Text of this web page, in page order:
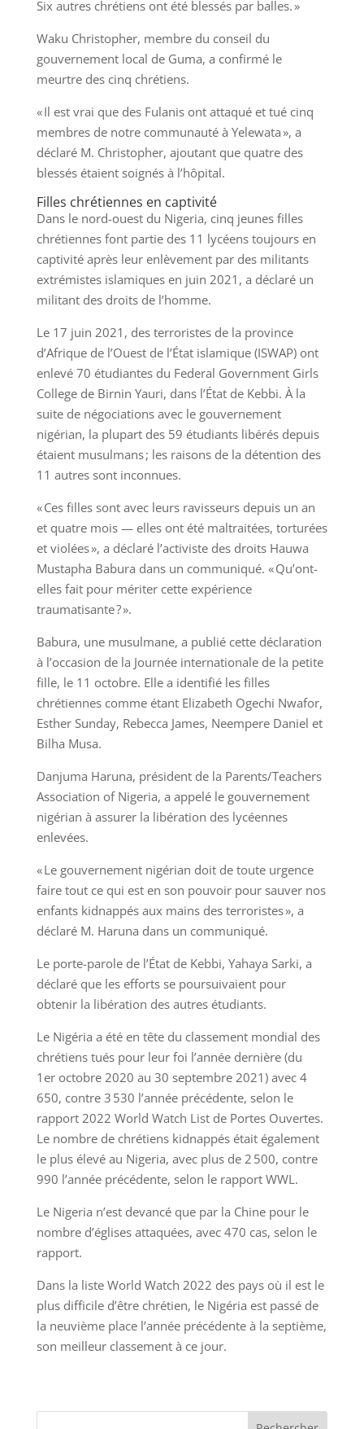
Six autres chrétiens ont été blessés par balles. »
Waku Christopher, membre du conseil du
gouvernement local de Guma, a confirmé le
meurtre des cinq chrétiens.
« Il est vrai que des Fulanis ont attaqué et tué cinq
membres de notre communauté à Yelewata », a
déclaré M. Christopher, ajoutant que quatre des
blessés étaient soignés à l’hôpital.
Filles chrétiennes en captivité
Dans le nord-ouest du Nigeria, cinq jeunes filles
chrétiennes font partie des 11 lycéens toujours en
captivité après leur enlèvement par des militants
extrémistes islamiques en juin 2021, a déclaré un
militant des droits de l’homme.
Le 17 juin 2021, des terroristes de la province
d’Afrique de l’Ouest de l’État islamique (ISWAP) ont
enlevé 70 étudiantes du Federal Government Girls
College de Birnin Yauri, dans l’État de Kebbi. À la
suite de négociations avec le gouvernement
nigérian, la plupart des 59 étudiants libérés depuis
étaient musulmans ; les raisons de la détention des
11 autres sont inconnues.
« Ces filles sont avec leurs ravisseurs depuis un an
et quatre mois — elles ont été maltraitées, torturées
et violées », a déclaré l’activiste des droits Hauwa
Mustapha Babura dans un communiqué. « Qu’ont-
elles fait pour mériter cette expérience
traumatisante ? ».
Babura, une musulmane, a publié cette déclaration
à l’occasion de la Journée internationale de la petite
fille, le 11 octobre. Elle a identifié les filles
chrétiennes comme étant Elizabeth Ogechi Nwafor,
Esther Sunday, Rebecca James, Neempere Daniel et
Bilha Musa.
Danjuma Haruna, président de la Parents/Teachers
Association of Nigeria, a appelé le gouvernement
nigérian à assurer la libération des lycéennes
enlevées.
« Le gouvernement nigérian doit de toute urgence
faire tout ce qui est en son pouvoir pour sauver nos
enfants kidnappés aux mains des terroristes », a
déclaré M. Haruna dans un communiqué.
Le porte-parole de l’État de Kebbi, Yahaya Sarki, a
déclaré que les efforts se poursuivaient pour
obtenir la libération des autres étudiants.
Le Nigéria a été en tête du classement mondial des
chrétiens tués pour leur foi l’année dernière (du
1er octobre 2020 au 30 septembre 2021) avec 4
650, contre 3 530 l’année précédente, selon le
rapport 2022 World Watch List de Portes Ouvertes.
Le nombre de chrétiens kidnappés était également
le plus élevé au Nigeria, avec plus de 2 500, contre
990 l’année précédente, selon le rapport WWL.
Le Nigeria n’est devancé que par la Chine pour le
nombre d’églises attaquées, avec 470 cas, selon le
rapport.
Dans la liste World Watch 2022 des pays où il est le
plus difficile d’être chrétien, le Nigéria est passé de
la neuvième place l’année précédente à la septième,
son meilleur classement à ce jour.